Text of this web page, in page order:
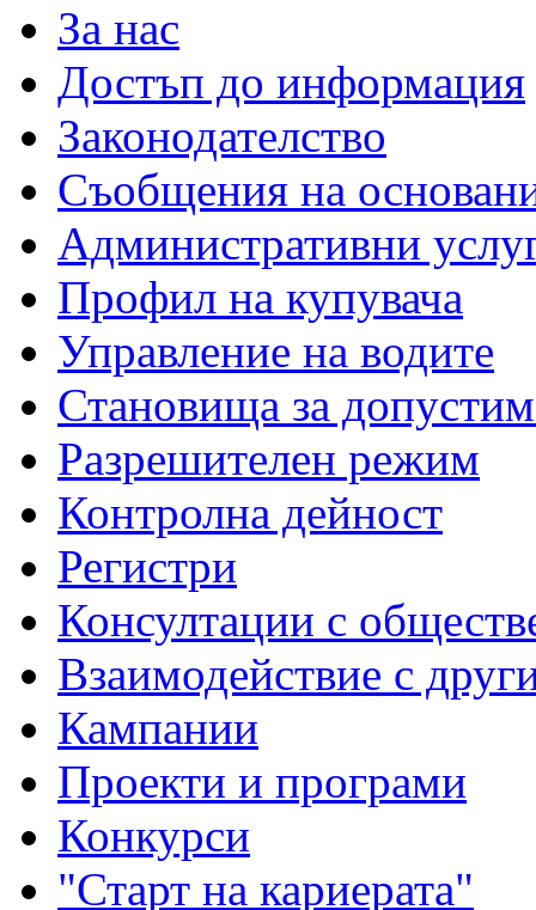
За нас
Достъп до информация
Законодателство
Съобщения на
Административни
Профил на купувача
Управление на водите
Становища за
Разрешителен режим
Контролна дейност
Регистри
Консултации с
Взаимодействие с
Кампании
Проекти и програми
Конкурси
"Старт на кариерата"